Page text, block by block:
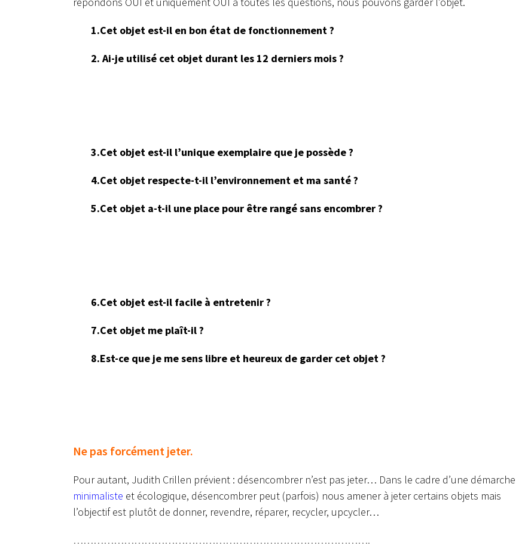
1.Cet objet est-il en bon état de fonctionnement ?
2. Ai-je utilisé cet objet durant les 12 derniers mois ?
3.Cet objet est-il l’unique exemplaire que je possède ?
4.Cet objet respecte-t-il l’environnement et ma santé ?
5.Cet objet a-t-il une place pour être rangé sans encombrer ?
6.Cet objet est-il facile à entretenir ?
7.Cet objet me plaît-il ?
8.Est-ce que je me sens libre et heureux de garder cet objet ?
Ne pas forcément jeter.
Pour autant, Judith Crillen prévient : désencombrer n’est pas jeter… Dans le cadre d’une démarche
minimaliste et écologique, désencombrer peut (parfois) nous amener à jeter certains objets mais
l’objectif est plutôt de donner, revendre, réparer, recycler, upcycler…
…………………………………………………………………………….